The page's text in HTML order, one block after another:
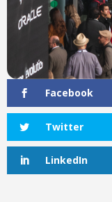
Facebook
Twitter
LinkedIn